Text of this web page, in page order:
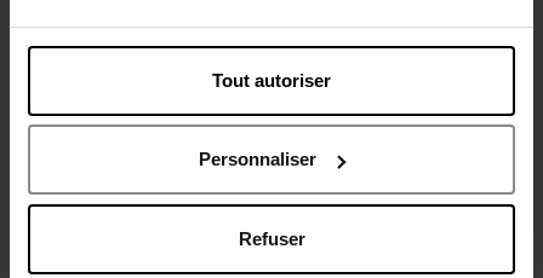
Tout autoriser
Personnaliser
Refuser
qui avancent avecaudace, entre force et sensibilité.Un
transcende les époques et les tendances.
NOUVEAUTÉS